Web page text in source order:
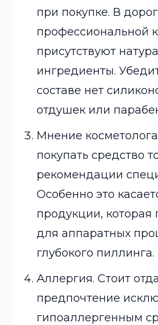
при покупке. В
профессиональной
присутствуют
ингредиенты.
составе нет
отдушек или
Мнение
покупать средство
рекомендации
Особенно это
продукции, которая
для аппаратных
глубокого пиллинга.
Аллергия. Стоит
предпочтение
гипоаллергенным